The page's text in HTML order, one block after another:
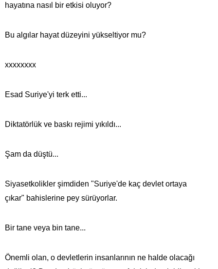
hayatına nasıl bir etkisi oluyor?
Bu algılar hayat düzeyini yükseltiyor mu?
xxxxxxxx
Esad Suriye'yi terk etti...
Diktatörlük ve baskı rejimi yıkıldı...
Şam da düştü...
Siyasetkolikler şimdiden "Suriye'de kaç devlet ortaya
çıkar" bahislerine pey sürüyorlar.
Bir tane veya bin tane...
Önemli olan, o devletlerin insanlarının ne halde olacağı